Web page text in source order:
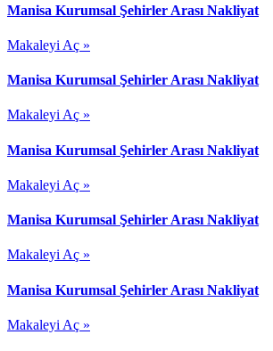
Manisa Kurumsal Şehirler Arası Nakliyat
Makaleyi Aç »
Manisa Kurumsal Şehirler Arası Nakliyat
Makaleyi Aç »
Manisa Kurumsal Şehirler Arası Nakliyat
Makaleyi Aç »
Manisa Kurumsal Şehirler Arası Nakliyat
Makaleyi Aç »
Manisa Kurumsal Şehirler Arası Nakliyat
Makaleyi Aç »